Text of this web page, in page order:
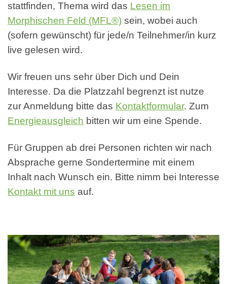
stattfinden, Thema wird das Lesen im
Morphischen Feld (MFL®) sein, wobei auch
(sofern gewünscht) für jede/n Teilnehmer/in kurz
live gelesen wird.
Wir freuen uns sehr über Dich und Dein
Interesse. Da die Platzzahl begrenzt ist nutze
zur Anmeldung bitte das Kontaktformular. Zum
Energieausgleich bitten wir um eine Spende.
Für Gruppen ab drei Personen richten wir nach
Absprache gerne Sondertermine mit einem
Inhalt nach Wunsch ein. Bitte nimm bei Interesse
Kontakt mit uns auf.